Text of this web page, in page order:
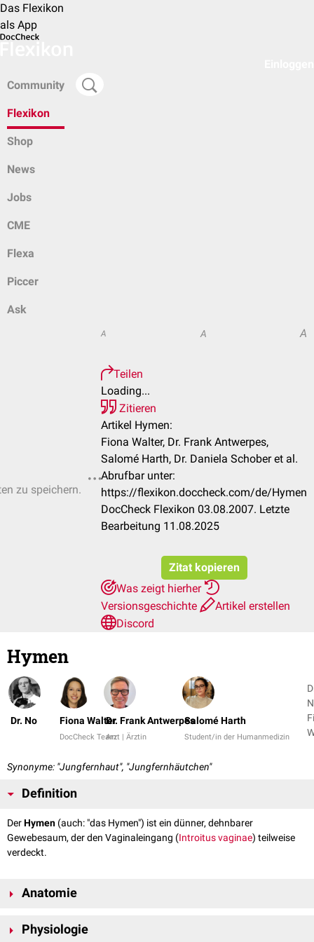
Das Flexikon
als App
Community
Flexikon
Shop
News
Jobs
CME
Flexa
Piccer
Ask
zu speichern.
A A A
Teilen
Loading...
Zitieren
Artikel Hymen:
Fiona Walter, Dr. Frank Antwerpes,
Salomé Harth, Dr. Daniela Schober et al.
Abrufbar unter:
https://flexikon.doccheck.com/de/Hymen
DocCheck Flexikon 03.08.2007. Letzte
Bearbeitung 11.08.2025
Zitat kopieren
Was zeigt hierher
Versionsgeschichte
Artikel erstellen
Discord
Hymen
Dr. No Fiona Walter
DocCheck Team
Dr. Frank Antwerpes
Arzt | Ärztin
Salomé Harth
Student/in der Humanmedizin
Synonyme: "Jungfernhaut", "Jungfernhäutchen"
Definition
DerHymen (auch: "das Hymen") ist ein dünner, dehnbarer
Gewebesaum, der den Vaginaleingang (Introitus vaginae) teilweise
verdeckt.
Anatomie
einen großen Variationsreichtum auf. Die wichtigsten Formen sind:
Physiologie